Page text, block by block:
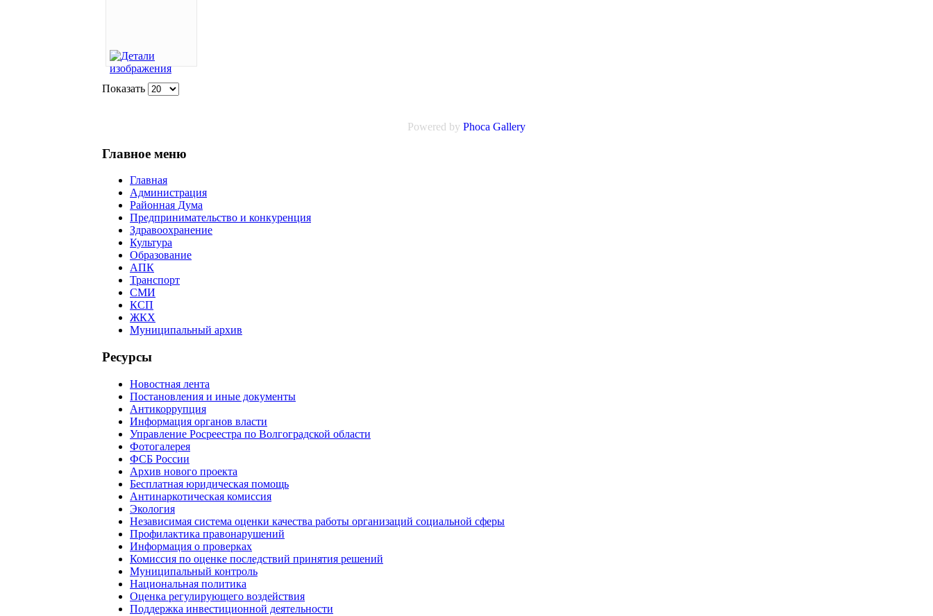
Показать
Powered by Phoca Gallery
Главное меню
Главная
Администрация
Районная Дума
Предпринимательство и конкуренция
Здравоохранение
Культура
Образование
АПК
Транспорт
СМИ
КСП
ЖКХ
Муниципальный архив
Ресурсы
Новостная лента
Постановления и иные документы
Антикоррупция
Информация органов власти
Управление Росреестра по Волгоградской области
Фотогалерея
ФСБ России
Архив нового проекта
Бесплатная юридическая помощь
Антинаркотическая комиссия
Экология
Независимая система оценки качества работы организаций социальной сферы
Профилактика правонарушений
Информация о проверках
Комиссия по оценке последствий принятия решений
Муниципальный контроль
Национальная политика
Оценка регулирующего воздействия
Поддержка инвестиционной деятельности